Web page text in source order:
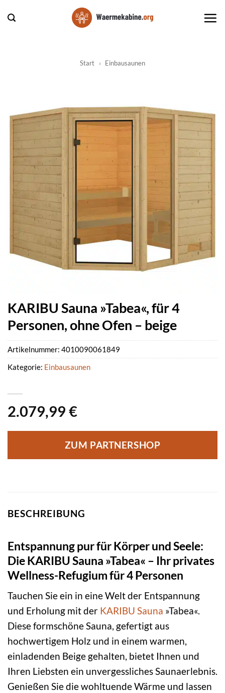
Inhalt
Start » Einbausaunen
KARIBU Sauna »Tabea«, für 4
Personen, ohne Ofen – beige
2.079,99 €
ZUM PARTNERSHOP
Artikelnummer: 4010090061849
Kategorie: Einbausaunen
BESCHREIBUNG
Entspannung pur für Körper und Seele:
Die KARIBU Sauna »Tabea« – Ihr privates
Wellness-Refugium für 4 Personen
Tauchen Sie ein in eine Welt der Entspannung
und Erholung mit der KARIBU Sauna »Tabea«.
Diese formschöne Sauna, gefertigt aus
hochwertigem Holz und in einem warmen,
einladenden Beige gehalten, bietet Ihnen und
Ihren Liebsten ein unvergessliches Saunaerlebnis.
Genießen Sie die wohltuende Wärme und lassen